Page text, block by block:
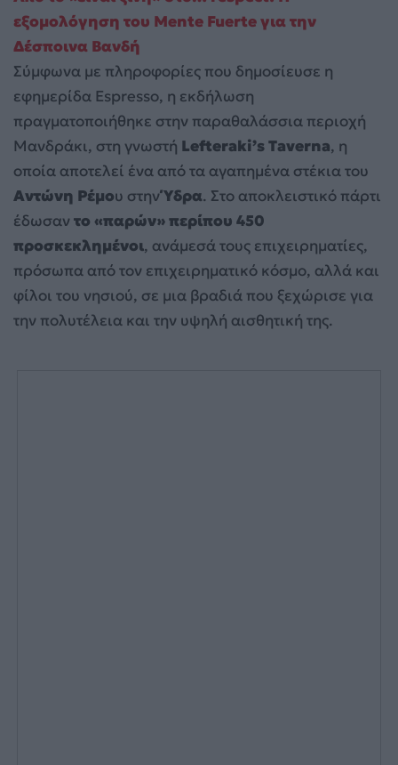
εξομολόγηση του Mente Fuerte για την
Δέσποινα Βανδή
Σύμφωνα με πληροφορίες που δημοσίευσε η
εφημερίδα Espresso, η εκδήλωση
πραγματοποιήθηκε στην παραθαλάσσια περιοχή
Μανδράκι, στη γνωστή Lefteraki’s Taverna, η
οποία αποτελεί ένα από τα αγαπημένα στέκια του
Αντώνη Ρέμου στηνΎδρα. Στο αποκλειστικό πάρτι
έδωσαντο «παρών» περίπου 450
προσκεκλημένοι, ανάμεσά τους επιχειρηματίες,
πρόσωπα από τον επιχειρηματικό κόσμο, αλλά και
φίλοι του νησιού, σε μια βραδιά που ξεχώρισε για
την πολυτέλεια και την υψηλή αισθητική της.